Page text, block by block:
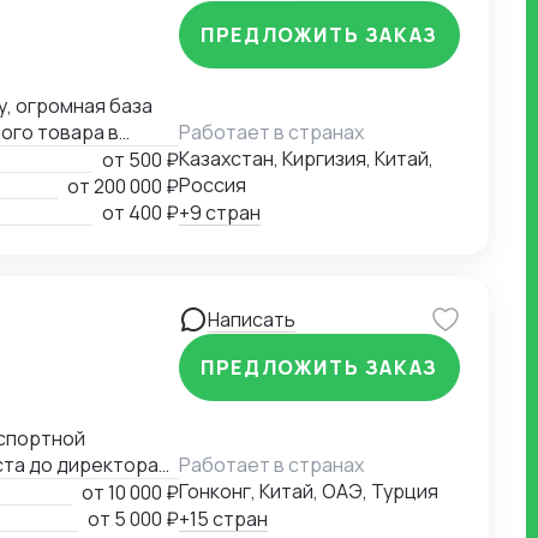
контроль
контейнеров
грузов в
под ключ» , и
огромная база
товара в
от 500 ₽
от200 000 ₽
от 400 ₽
ПРЕДЛОЖИТЬ ЗАКАЗ
Работает в странах
Казахстан, Киргизия, Китай,
Россия
+9 стран
до директора
на новые
и
от10 000 ₽
от 5 000 ₽
Написать
ПРЕДЛОЖИТЬ ЗАКАЗ
Работает в странах
Гонконг, Китай, ОАЭ, Турция
+15 стран